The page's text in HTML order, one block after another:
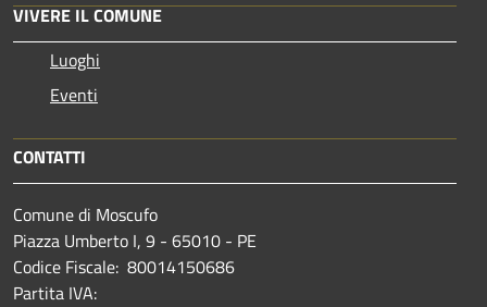
VIVERE IL COMUNE
Luoghi
Eventi
CONTATTI
Comune di Moscufo
Piazza Umberto I, 9 - 65010 - PE
Codice Fiscale: 80014150686
Partita IVA: